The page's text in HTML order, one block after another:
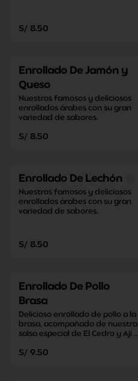
S/ 8.50
Enrollado De Jamón y
Queso
Nuestros famosos y deliciosos
enrollados árabes con su gran
variedad de sabores.
S/ 8.50
Enrollado De Lechón
Nuestros famosos y deliciosos
enrollados árabes con su gran
variedad de sabores.
S/ 8.50
Enrollado De Pollo
Brasa
Delicioso enrollado de pollo a la
brasa, acompañado de nuestra
salsa especial de El Cedro y Ají
papa dorada.
S/ 9.50